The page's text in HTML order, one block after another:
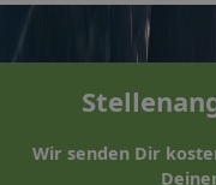
Wir senden Dir